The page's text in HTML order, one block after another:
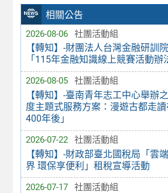
相關公告
2026-08-06 社團活動組
【轉知】-財團法人台灣金融研訓院
「115年金融知識線上競賽活動辦
2026-08-05 社團活動組
【轉知】-臺南青年志工中心舉辦
度主題式服務方案：漫遊古都走讀
400年後」
2026-07-22 社團活動組
【轉知】-財政部臺北國稅局「雲
界 環保享便利」租稅宣導活動
2026-07-17 社團活動組